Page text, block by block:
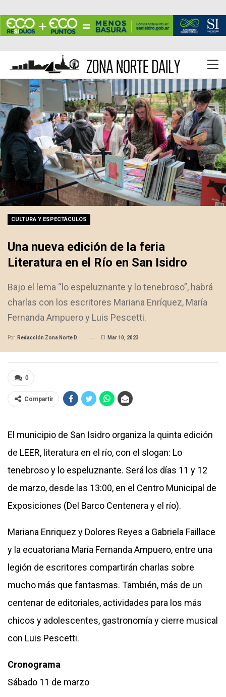
CULTURA Y ESPECTÁCULOS
Una nueva edición de la feria
Literatura en el Río en San Isidro
Bajo el lema “lo espeluznante y lo tenebroso”, habrá
charlas con los escritores Mariana Enríquez, María
Fernanda Ampuero y Luis Pescetti.
Por Redacción Zona Norte Daily El Mar 10, 2023
0
Compartir
El municipio de San Isidro organiza la quinta edición
de LEER, literatura en el río, con el slogan: Lo
tenebroso y lo espeluznante. Será los días 11 y 12
de marzo, desde las 13:00, en el Centro Municipal de
Exposiciones (Del Barco Centenera y el río).
Mariana Enriquez y Dolores Reyes a Gabriela Faillace
y la ecuatoriana María Fernanda Ampuero, entre una
legión de escritores compartirán charlas sobre
mucho más que fantasmas. También, más de un
centenar de editoriales, actividades para los más
chicos y adolescentes, gastronomía y cierre musical
con Luis Pescetti.
Cronograma
Sábado 11 de marzo